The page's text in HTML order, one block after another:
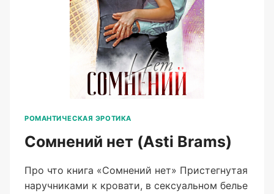
РОМАНТИЧЕСКАЯ ЭРОТИКА
Сомнений нет (Asti Brams)
Про что книга «Сомнений нет» Пристегнутая
наручниками к кровати, в сексуальном белье